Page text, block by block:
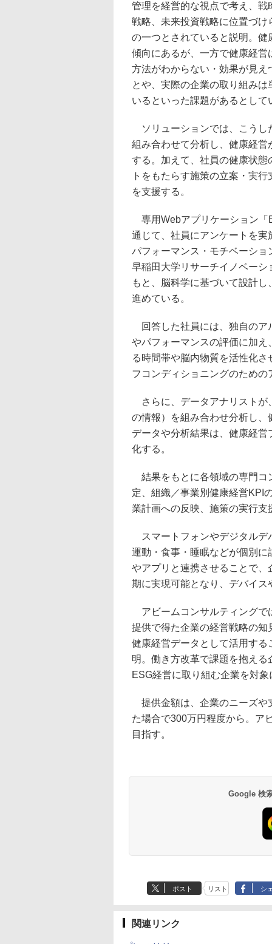
管理を経営的な視点で考え、
戦略、未来投資戦略に位置づ
の一つとされていると説明。
傾向にあるが、一方で健康経
方法がわからない・効果が見え
とや、実際の企業の取り組み
いるといった課題があるとして
ソリューションでは、こうし
組み合わせて分析し、健康経
する。加えて、社員の健康状
トをもたらす施策の立案・実
を支援する。
専用Webアプリケーション「
通じて、社員にアンケートを
パフォーマンス・モチベーショ
早稲田大学リサーチイノベー
もと、脳科学に基づいて設計
進めている。
回答した社員には、独自のア
やパフォーマンスの評価に加
る時間帯や脳内物質を活性化
フコンディショニングのための
さらに、データアナリストが
の情報）を組み合わせ分析し
データや分析結果は、健康経
化する。
結果をもとに各領域の専門コ
定、組織／事業別健康経営KPI
業計画への反映、施策の実行支
スマートフォンやデジタルデ
運動・食事・睡眠などが個別
やアプリと連携させることで
期に実現可能となり、デバイス
アビームコンサルティングで
提供で得た企業の経営戦略の
健康経営データとして活用す
明。働き方改革で課題を抱える
ESG経営に取り組む企業を対象
提供金額は、企業のニーズや
た場合で300万円程度から。ア
目指す。
Google 検
ポスト リスト シ
関連リンク